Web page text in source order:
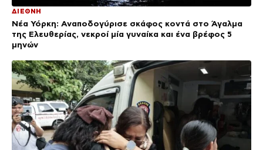
ΔΙΕΘΝΗ
Νέα Υόρκη: Αναποδογύρισε σκάφος κοντά στο Άγαλμα
της Ελευθερίας, νεκροί μία γυναίκα και ένα βρέφος 5
μηνών